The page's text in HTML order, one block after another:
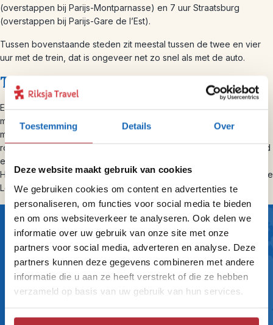
Toestemming Details Over
Deze website maakt gebruik van cookies
We gebruiken cookies om content en advertenties te
personaliseren, om functies voor social media te bieden
en om ons websiteverkeer te analyseren. Ook delen we
informatie over uw gebruik van onze site met onze
partners voor social media, adverteren en analyse. Deze
partners kunnen deze gegevens combineren met andere
informatie die u aan ze heeft verstrekt of die ze hebben
verzameld op basis van uw gebruik van hun services.
(overstappen bij Parijs-Montparnasse) en 7 uur Straatsburg
(overstappen bij Parijs-Gare de l’Est).
Tussen bovenstaande steden zit meestal tussen de twee en vier
uur met de trein, dat is ongeveer net zo snel als met de auto.
Trein en huurauto
Een combinatie tussen de trein en een
manier om het land te ontdekken. Zo ben je in bijvoorbeeld 8 uur
met de trein in Bordeaux en vanuit daar huur je een auto om een
rondreis te maken langs bijvoorbeeld Bordeaux, Frans-Baskenland
en Dordogne te doen. Zeker handig als je zelf geen auto hebt!
Heb je tijd over, verblijf dan op de terugreis een paar nachten in de
Loire-vallei.
Wil jij altijd als eerste op de
hoogte zijn van onze Riksja
Reisnieuwtjes?